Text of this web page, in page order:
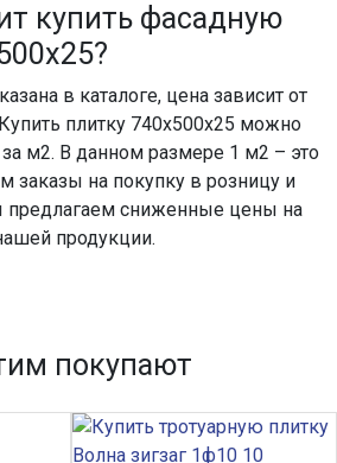
купить фасадную
в каталоге, цена зависит от
плитку 740х500х25 можно
м2. В данном размере 1 м2 – это
заказы на покупку в розницу и
предлагаем сниженные цены на
продукции.
покупают